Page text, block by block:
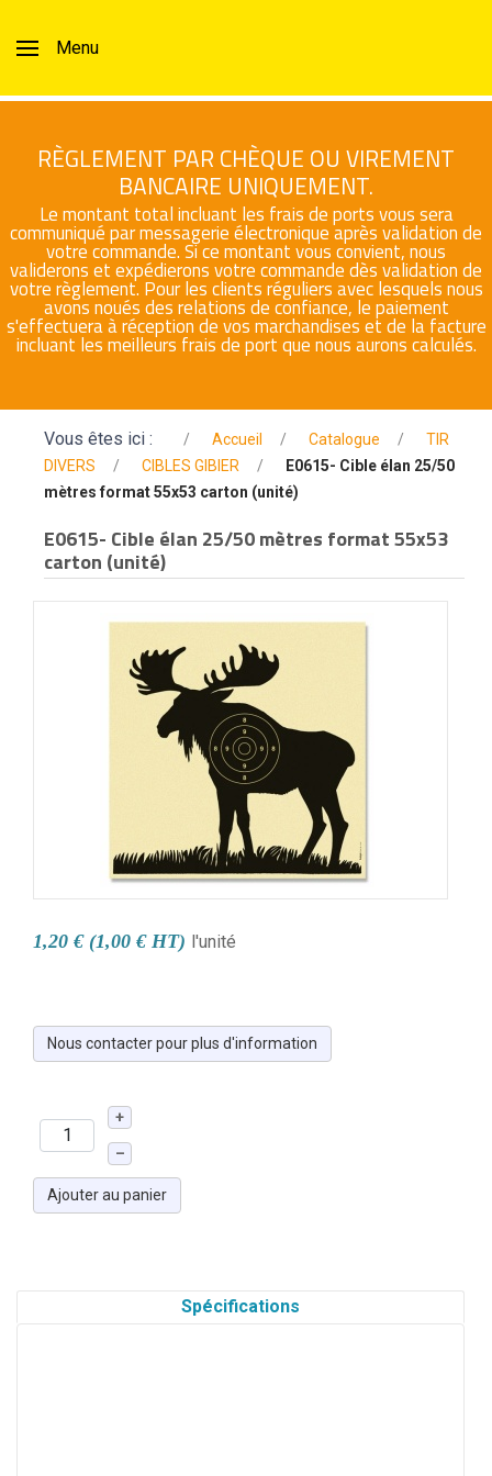
Menu
RÈGLEMENT PAR CHÈQUE OU VIREMENT
BANCAIRE UNIQUEMENT.
Le montant total incluant les frais de ports vous sera
communiqué par messagerie électronique après validation de
votre commande. Si ce montant vous convient, nous
validerons et expédierons votre commande dès validation de
votre règlement. Pour les clients réguliers avec lesquels nous
avons noués des relations de confiance, le paiement
s'effectuera à réception de vos marchandises et de la facture
incluant les meilleurs frais de port que nous aurons calculés.
Vous êtes ici : Accueil Catalogue
TIR
DIVERS
CIBLES GIBIER
E0615- Cible élan 25/50
mètres format 55x53 carton (unité)
E0615- Cible élan 25/50 mètres format 55x53
carton (unité)
1,20 € (1,00 € HT) l'unité
Nous contacter pour plus d'information
+
–
Ajouter au panier
Spécifications